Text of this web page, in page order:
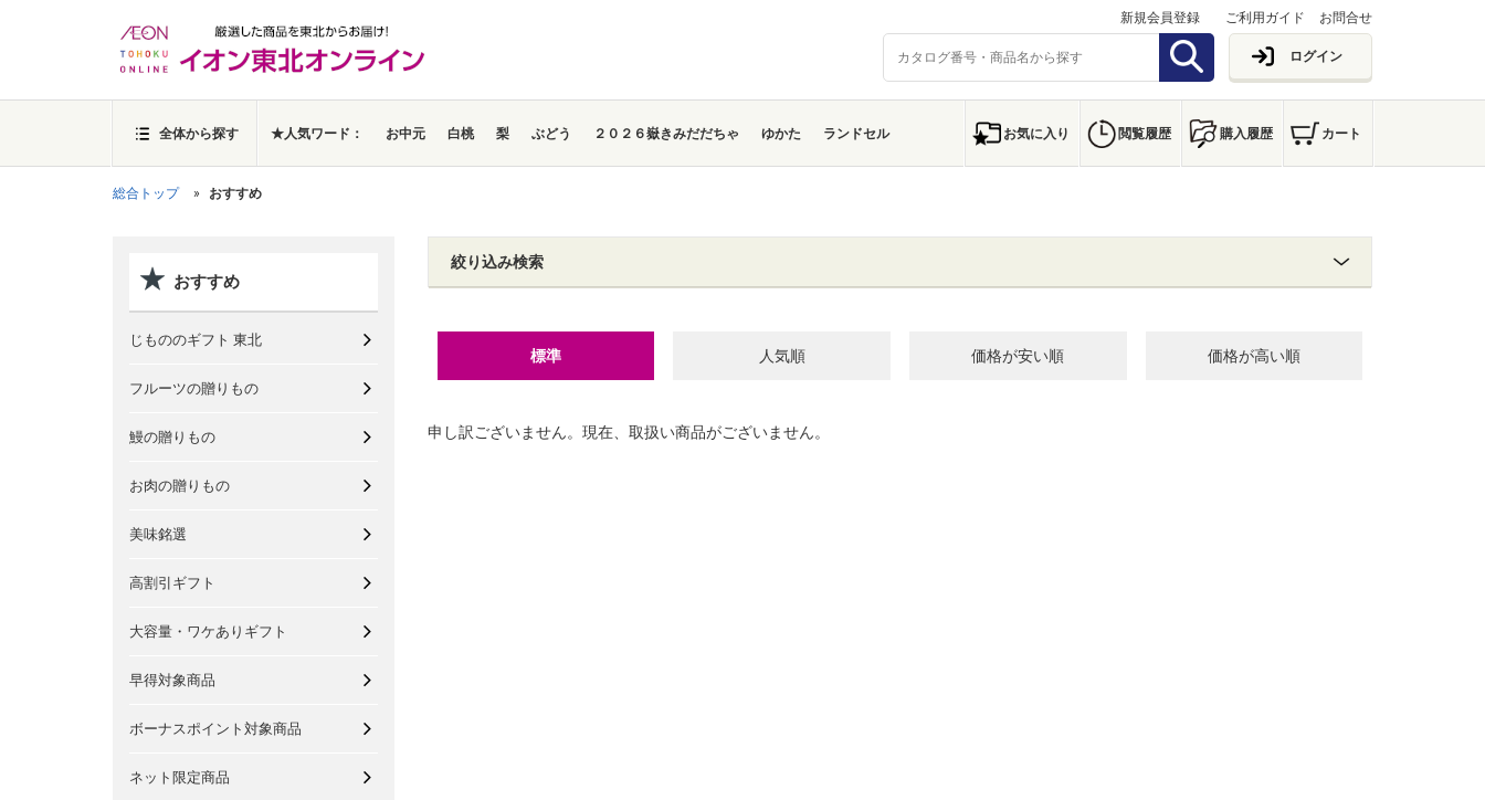
新規会員登録 ご利用ガイド お問合せ
ログイン
全体から探す ★人気ワード： お中元 白桃 梨 ぶどう ２０２６嶽きみだだちゃ ゆかた ランドセル お気に入り 閲覧履歴 購入履歴 カート
総合トップ おすすめ
おすすめ
じもののギフト 東北
フルーツの贈りもの
鰻の贈りもの
お肉の贈りもの
美味銘選
高割引ギフト
大容量・ワケありギフト
早得対象商品
ボーナスポイント対象商品
ネット限定商品
絞り込み検索
標準 人気順 価格が安い順 価格が高い順
申し訳ございません。現在、取扱い商品がございません。